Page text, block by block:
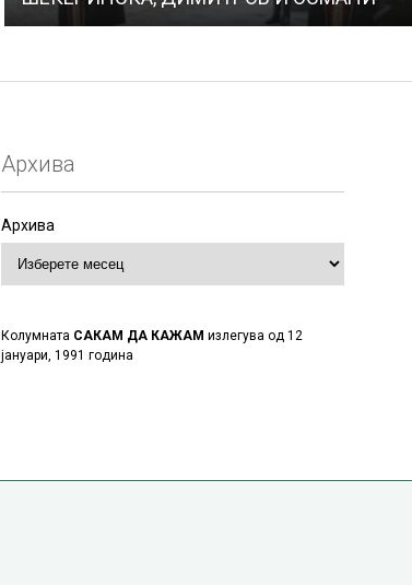
Архива
Архива
Колумната САКАМ ДА КАЖАМ излегува од 12
јануари, 1991 година